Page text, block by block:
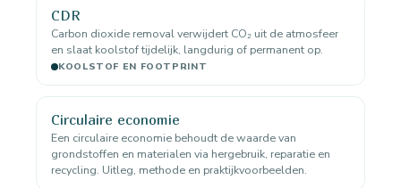
CDR
Carbon dioxide removal verwijdert CO₂ uit de atmosfeer
en slaat koolstof tijdelijk, langdurig of permanent op.
KOOLSTOF EN FOOTPRINT
Circulaire economie
Een circulaire economie behoudt de waarde van
grondstoffen en materialen via hergebruik, reparatie en
recycling. Uitleg, methode en praktijkvoorbeelden.